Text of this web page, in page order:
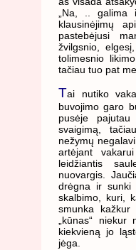
„Na, .. galima
klausinėjimų
pastebėjusi
žvilgsnio,
tolimesnio
tačiau tuo pat
Tai nutiko
buvojimo garo
pusėje
svaigimą,
nežymų
artėjant
leidžiantis
nuovargis.
drėgna ir sunki
skalbimo, kuri,
smunka
„kūnas“ niekur
kiekvieną jo
jėga.